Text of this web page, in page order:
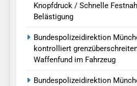
Knopfdruck / Schnelle
Belästigung
Bundespolizeidirektion
kontrolliert
Waffenfund im Fahrzeug
Bundespolizeidirektion